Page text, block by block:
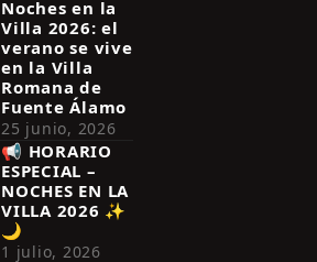
Noches en la
Villa 2026: el
verano se vive
en la Villa
Romana de
Fuente Álamo
25 junio, 2026
📢 HORARIO
ESPECIAL –
NOCHES EN LA
VILLA 2026 ✨
🌙
1 julio, 2026